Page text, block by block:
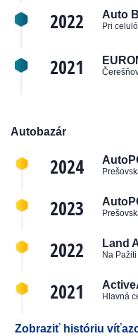
2022 Auto
Pri
2021
Autobazár
2024
2023
2022 Land
Na
2021 Hlavná
Zobraziť históriu